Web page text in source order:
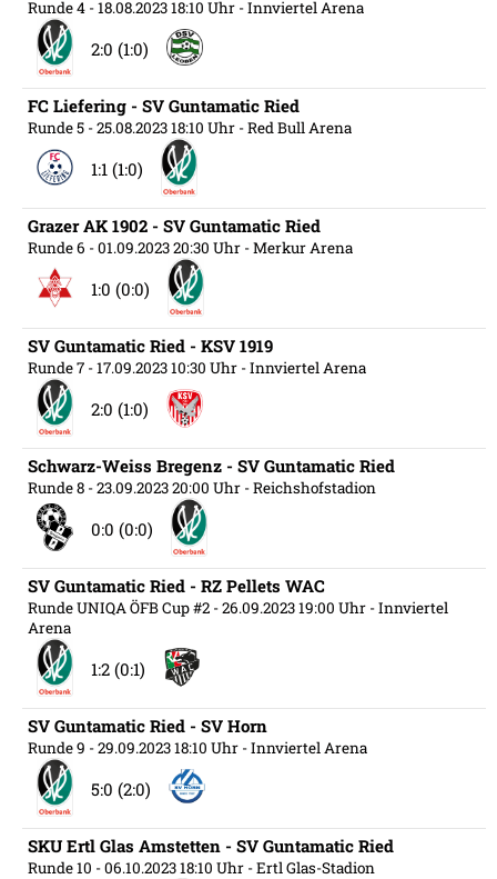
Runde 4 - 18.08.2023 18:10 Uhr - Innviertel Arena
2:0 (1:0)
FC Liefering - SV Guntamatic Ried
Runde 5 - 25.08.2023 18:10 Uhr - Red Bull Arena
1:1 (1:0)
Grazer AK 1902 - SV Guntamatic Ried
Runde 6 - 01.09.2023 20:30 Uhr - Merkur Arena
1:0 (0:0)
SV Guntamatic Ried - KSV 1919
Runde 7 - 17.09.2023 10:30 Uhr - Innviertel Arena
2:0 (1:0)
Schwarz-Weiss Bregenz - SV Guntamatic Ried
Runde 8 - 23.09.2023 20:00 Uhr - Reichshofstadion
0:0 (0:0)
SV Guntamatic Ried - RZ Pellets WAC
Runde UNIQA ÖFB Cup #2 - 26.09.2023 19:00 Uhr - Innviertel
Arena
1:2 (0:1)
SV Guntamatic Ried - SV Horn
Runde 9 - 29.09.2023 18:10 Uhr - Innviertel Arena
5:0 (2:0)
SKU Ertl Glas Amstetten - SV Guntamatic Ried
Runde 10 - 06.10.2023 18:10 Uhr - Ertl Glas-Stadion